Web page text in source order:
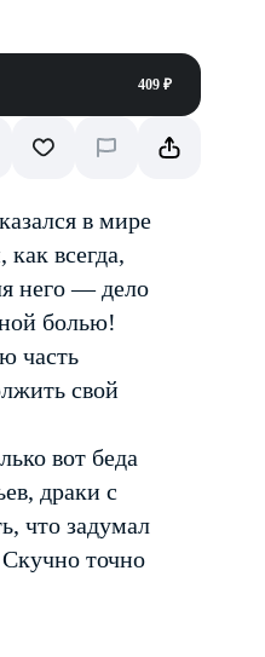
409 ₽
в мире
всегда,
него — дело
болью!
часть
свой
вот беда
драки с
что задумал
точно